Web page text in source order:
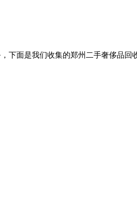
面是我们收集的郑州二手奢侈品回